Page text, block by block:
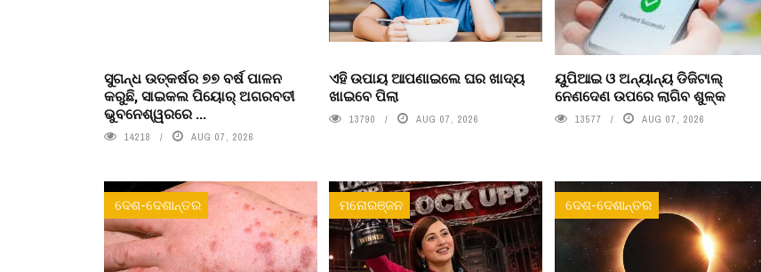
ସୁଗନ୍ଧ ଉତ୍କର୍ଷର ୭୭ ବର୍ଷ ପାଳନ
କରୁଛି, ସାଇକଲ ପିୟୋର୍‌ ଅଗରବତୀ
ଭୁବନେଶ୍ୱରରେ ...
14218 AUG 07, 2026
ଏହି ଉପାୟ ଆପଣାଇଲେ ଘର ଖାଦ୍ୟ
ଖାଇବେ ପିଲା
13790 AUG 07, 2026
ୟୁପିଆଇ ଓ ଅନ୍ୟାନ୍ୟ ଡିଜିଟାଲ୍
ନେଣଦେଣ ଉପରେ ଲାଗିବ ଶୁଳ୍କ
13577 AUG 07, 2026
ଦେଶ-ଦେଶାନ୍ତର ମନୋରଞ୍ଜନ ଦେଶ-ଦେଶାନ୍ତର